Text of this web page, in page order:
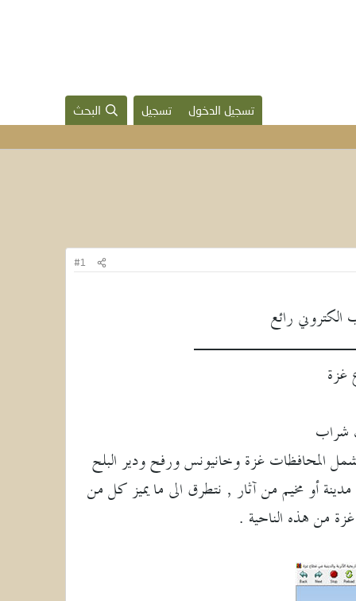
تسجيل الدخول تسجيل البحث
#1
الكتروني رائع
غزة
شراب
تشمل المحافظات غزة وخانيونس ورفح ودير البلح
أو مخيم من آثار , نتطرق الى ما يميز كل من
غزة من هذه الناحية .